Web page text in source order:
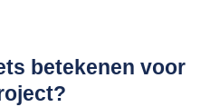
betekenen voor